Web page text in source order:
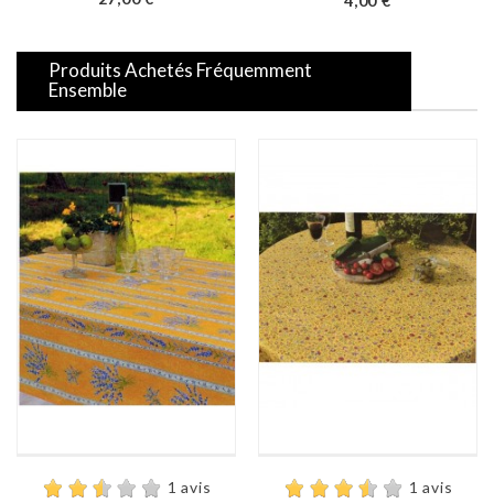
Produits Achetés Fréquemment
Ensemble
1 avis
1 avis